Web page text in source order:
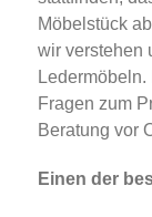
Möbelstück
wir verstehen
Fragen zum
Beratung vor
Einen der